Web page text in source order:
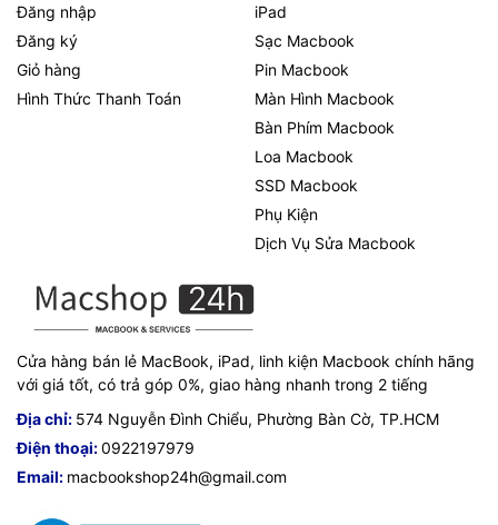
Đăng nhập
Đăng ký
Giỏ hàng
Hình Thức Thanh Toán
iPad
Sạc Macbook
Pin Macbook
Màn Hình Macbook
Bàn Phím Macbook
Loa Macbook
SSD Macbook
Phụ Kiện
Dịch Vụ Sửa Macbook
Cửa hàng bán lẻ MacBook, iPad, linh kiện Macbook chính hãng
với giá tốt, có trả góp 0%, giao hàng nhanh trong 2 tiếng
Địa chỉ: 574 Nguyễn Đình Chiểu, Phường Bàn Cờ, TP.HCM
Điện thoại:0922197979
Email: macbookshop24h@gmail.com